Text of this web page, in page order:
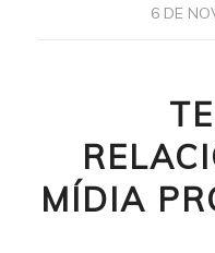
6 DE
MÍDIA